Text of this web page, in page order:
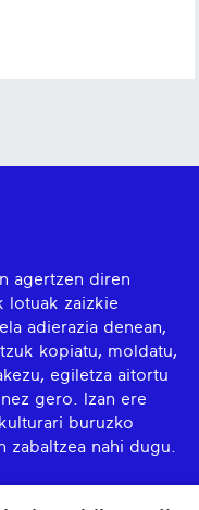
agertzen diren
lotuak zaizkie
adierazia denean,
kopiatu, moldatu,
egiletza aitortu
gero. Izan ere
buruzko
zabaltzea nahi dugu.